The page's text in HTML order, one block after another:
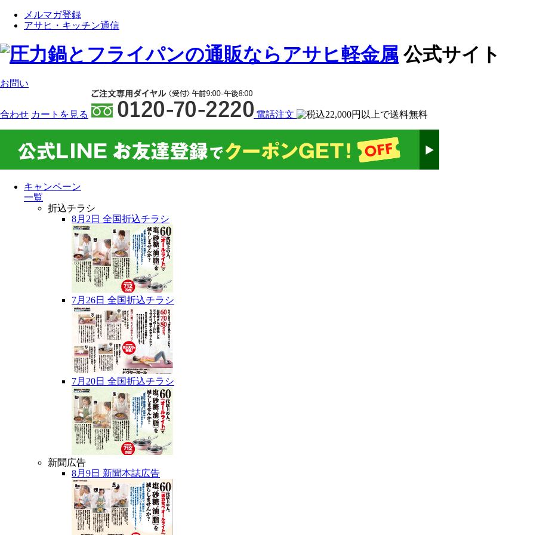
メルマガ登録
アサヒ・キッチン通信
公式サイト
お問い
合わせ カート を見る 電話注文
キャンペーン
一覧
折込チラシ
8月2日 全国折込チラシ
7月26日 全国折込チラシ
7月20日 全国折込チラシ
新聞広告
8月9日 新聞本誌広告